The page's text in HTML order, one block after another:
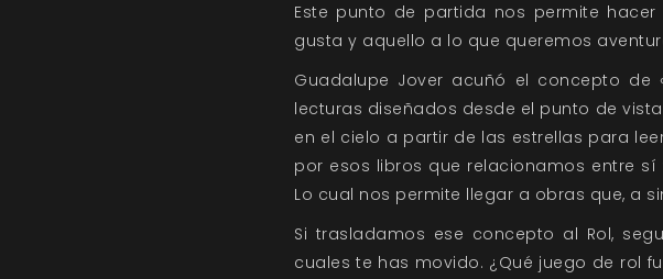
Este punto de partida nos permite
gusta y aquello a lo que queremos
Guadalupe Jover acuñó el concepto de
lecturas diseñados desde el punto de
en el cielo a partir de las estrellas para
por esos libros que relacionamos entre
Lo cual nos permite llegar a obras que, a
Si trasladamos ese concepto al Rol,
cuales te has movido. ¿Qué juego de rol